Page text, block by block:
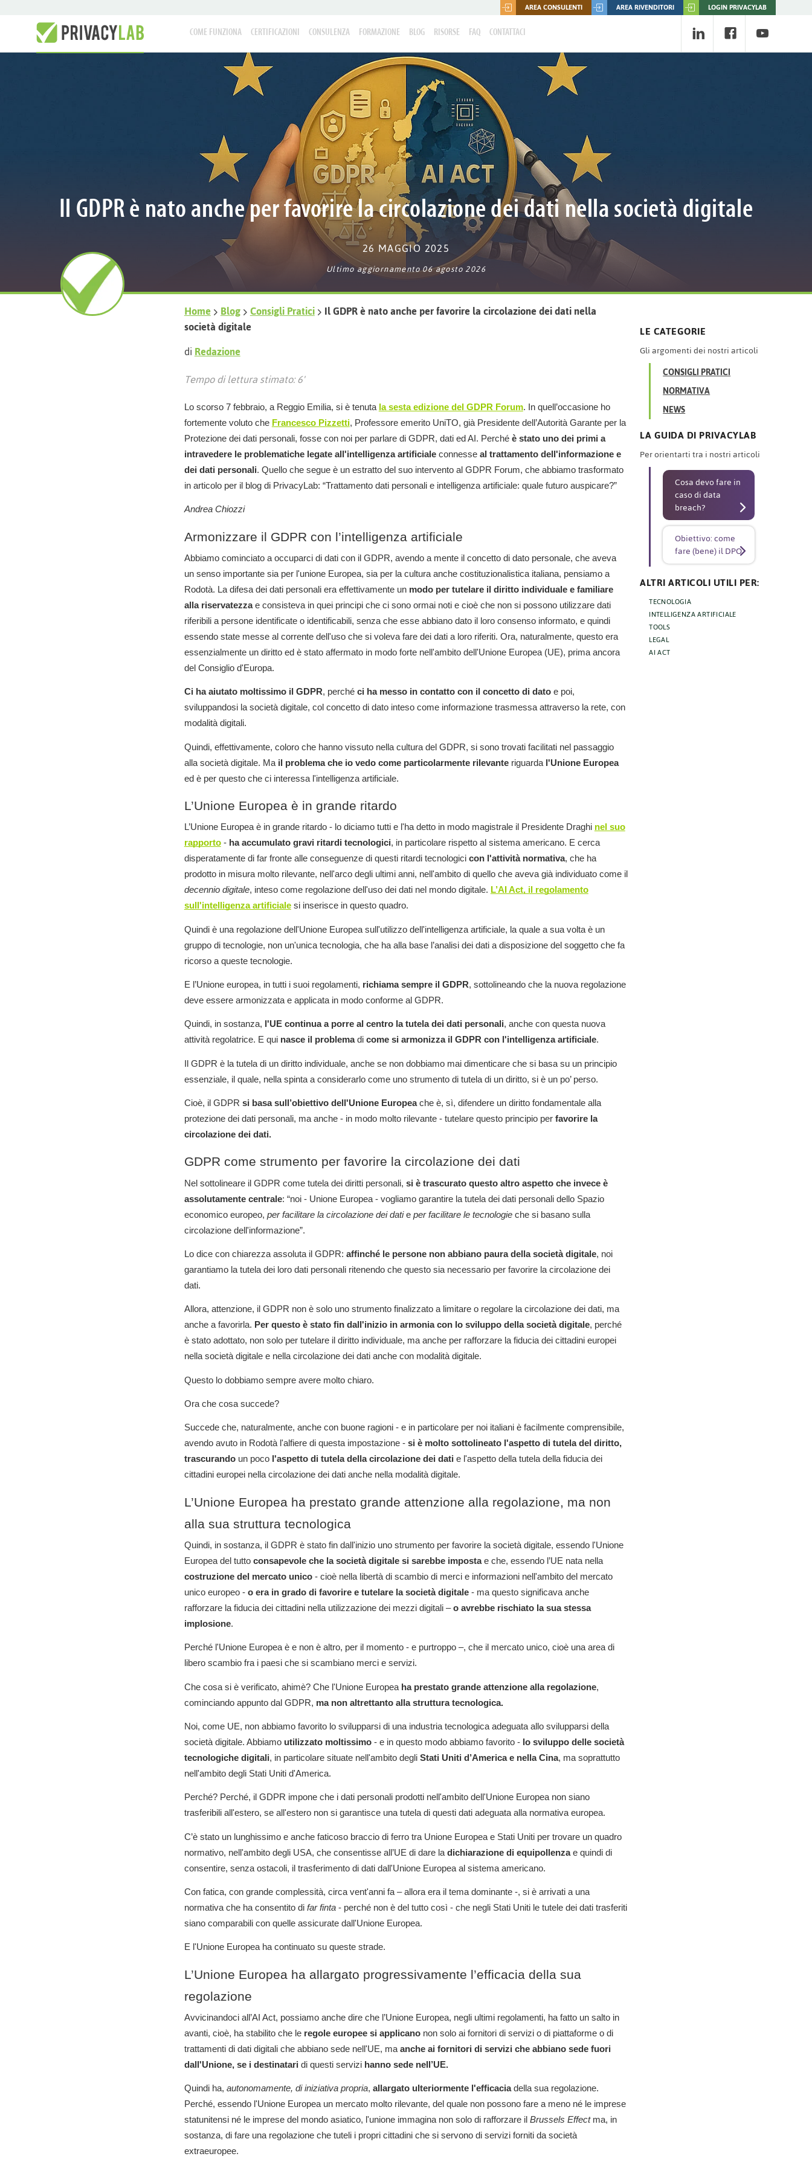
AREA CONSULENTI AREA RIVENDITORI LOGIN PRIVACYLAB
COME FUNZIONA CERTIFICAZIONI CONSULENZA FORMAZIONE BLOG RISORSE FAQ CONTATTACI
Il GDPR è nato anche per favorire la circolazione dei dati nella società digitale
26 MAGGIO 2025
Ultimo aggiornamento 06 agosto 2026
Home Blog Consigli Pratici Il GDPR è nato anche per favorire la circolazione dei dati nella
società digitale
diRedazione
Tempo di lettura stimato: 6'
Lo scorso 7 febbraio, a Reggio Emilia, si è tenuta la sesta edizione del GDPR Forum. In quell’occasione ho
fortemente voluto che Francesco Pizzetti, Professore emerito UniTO, già Presidente dell’Autorità Garante per la
Protezione dei dati personali, fosse con noi per parlare di GDPR, dati ed AI. Perché è stato uno dei primi a
intravedere le problematiche legate all'intelligenza artificialeconnesse al trattamento dell'informazione e
dei dati personali. Quello che segue è un estratto del suo intervento al GDPR Forum, che abbiamo trasformato
in articolo per il blog di PrivacyLab: “Trattamento dati personali e intelligenza artificiale: quale futuro auspicare?”
Andrea Chiozzi
Armonizzare il GDPR con l’intelligenza artificiale
Abbiamo cominciato a occuparci di dati con il GDPR, avendo a mente il concetto di dato personale, che aveva
un senso importante sia per l'unione Europea, sia per la cultura anche costituzionalistica italiana, pensiamo a
Rodotà. La difesa dei dati personali era effettivamente un modo per tutelare il diritto individuale e familiare
alla riservatezzae consisteva in quei principi che ci sono ormai noti e cioè che non si possono utilizzare dati
riferibili a persone identificate o identificabili, senza che esse abbiano dato il loro consenso informato, e quindi
essendo state messe al corrente dell'uso che si voleva fare dei dati a loro riferiti. Ora, naturalmente, questo era
essenzialmente un diritto ed è stato affermato in modo forte nell'ambito dell'Unione Europea (UE), prima ancora
del Consiglio d'Europa.
Ci ha aiutato moltissimo il GDPR, perché ci ha messo in contatto con il concetto di datoe poi,
sviluppandosi la società digitale, col concetto di dato inteso come informazione trasmessa attraverso la rete, con
modalità digitali.
Quindi, effettivamente, coloro che hanno vissuto nella cultura del GDPR, si sono trovati facilitati nel passaggio
alla società digitale. Ma il problema che io vedo come particolarmente rilevanteriguarda l'Unione Europea
ed è per questo che ci interessa l'intelligenza artificiale.
L’Unione Europea è in grande ritardo
L’Unione Europea è in grande ritardo - lo diciamo tutti e l'ha detto in modo magistrale il Presidente Draghi nel suo
rapporto- ha accumulato gravi ritardi tecnologici, in particolare rispetto al sistema americano. E cerca
disperatamente di far fronte alle conseguenze di questi ritardi tecnologici con l'attività normativa, che ha
prodotto in misura molto rilevante, nell'arco degli ultimi anni, nell'ambito di quello che aveva già individuato come il
decennio digitale, inteso come regolazione dell'uso dei dati nel mondo digitale. L’AI Act, il regolamento
sull'intelligenza artificialesi inserisce in questo quadro.
Quindi è una regolazione dell'Unione Europea sull'utilizzo dell'intelligenza artificiale, la quale a sua volta è un
gruppo di tecnologie, non un'unica tecnologia, che ha alla base l’analisi dei dati a disposizione del soggetto che fa
ricorso a queste tecnologie.
E l’Unione europea, in tutti i suoi regolamenti, richiama sempre il GDPR, sottolineando che la nuova regolazione
deve essere armonizzata e applicata in modo conforme al GDPR.
Quindi, in sostanza, l'UE continua a porre al centro la tutela dei dati personali, anche con questa nuova
attività regolatrice. E qui nasce il problemadi come si armonizza il GDPR con l'intelligenza artificiale.
Il GDPR è la tutela di un diritto individuale, anche se non dobbiamo mai dimenticare che si basa su un principio
essenziale, il quale, nella spinta a considerarlo come uno strumento di tutela di un diritto, si è un po’ perso.
Cioè, il GDPR si basa sull’obiettivo dell'Unione Europeache è, sì, difendere un diritto fondamentale alla
protezione dei dati personali, ma anche - in modo molto rilevante - tutelare questo principio per favorire la
circolazione dei dati.
GDPR come strumento per favorire la circolazione dei dati
Nel sottolineare il GDPR come tutela dei diritti personali, si è trascurato questo altro aspetto che invece è
assolutamente centrale: “noi - Unione Europea - vogliamo garantire la tutela dei dati personali dello Spazio
economico europeo, per facilitare la circolazione dei datie per facilitare le tecnologieche si basano sulla
circolazione dell'informazione”.
Lo dice con chiarezza assoluta il GDPR: affinché le persone non abbiano paura della società digitale, noi
garantiamo la tutela dei loro dati personali ritenendo che questo sia necessario per favorire la circolazione dei
dati.
Allora, attenzione, il GDPR non è solo uno strumento finalizzato a limitare o regolare la circolazione dei dati, ma
anche a favorirla. Per questo è stato fin dall'inizio in armonia con lo sviluppo della società digitale, perché
è stato adottato, non solo per tutelare il diritto individuale, ma anche per rafforzare la fiducia dei cittadini europei
nella società digitale e nella circolazione dei dati anche con modalità digitale.
Questo lo dobbiamo sempre avere molto chiaro.
Ora che cosa succede?
Succede che, naturalmente, anche con buone ragioni - e in particolare per noi italiani è facilmente comprensibile,
avendo avuto in Rodotà l'alfiere di questa impostazione - si è molto sottolineato l'aspetto di tutela del diritto,
trascurandoun poco l'aspetto di tutela della circolazione dei dati e l'aspetto della tutela della fiducia dei
cittadini europei nella circolazione dei dati anche nella modalità digitale.
L’Unione Europea ha prestato grande attenzione alla regolazione, ma non
alla sua struttura tecnologica
Quindi, in sostanza, il GDPR è stato fin dall'inizio uno strumento per favorire la società digitale, essendo l'Unione
Europea del tutto consapevole che la società digitale si sarebbe impostae che, essendo l’UE nata nella
costruzione del mercato unico- cioè nella libertà di scambio di merci e informazioni nell'ambito del mercato
unico europeo - o era in grado di favorire e tutelare la società digitale- ma questo significava anche
rafforzare la fiducia dei cittadini nella utilizzazione dei mezzi digitali –o avrebbe rischiato la sua stessa
implosione.
Perché l'Unione Europea è e non è altro, per il momento - e purtroppo –, che il mercato unico, cioè una area di
libero scambio fra i paesi che si scambiano merci e servizi.
Che cosa si è verificato, ahimè? Che l'Unione Europea ha prestato grande attenzione alla regolazione,
cominciando appunto dal GDPR, ma non altrettanto alla struttura tecnologica.
Noi, come UE, non abbiamo favorito lo svilupparsi di una industria tecnologica adeguata allo svilupparsi della
società digitale. Abbiamo utilizzato moltissimo- e in questo modo abbiamo favorito - lo sviluppo delle società
tecnologiche digitali, in particolare situate nell'ambito degli Stati Uniti d’America e nella Cina, ma soprattutto
nell'ambito degli Stati Uniti d'America.
Perché? Perché, il GDPR impone che i dati personali prodotti nell'ambito dell'Unione Europea non siano
trasferibili all'estero, se all'estero non si garantisce una tutela di questi dati adeguata alla normativa europea.
C’è stato un lunghissimo e anche faticoso braccio di ferro tra Unione Europea e Stati Uniti per trovare un quadro
normativo, nell'ambito degli USA, che consentisse all’UE di dare la dichiarazione di equipollenzae quindi di
consentire, senza ostacoli, il trasferimento di dati dall'Unione Europea al sistema americano.
Con fatica, con grande complessità, circa vent'anni fa – allora era il tema dominante -, si è arrivati a una
normativa che ha consentito di far finta- perché non è del tutto così - che negli Stati Uniti le tutele dei dati trasferiti
siano comparabili con quelle assicurate dall'Unione Europea.
E l'Unione Europea ha continuato su queste strade.
L’Unione Europea ha allargato progressivamente l’efficacia della sua
regolazione
Avvicinandoci all’AI Act, possiamo anche dire che l’Unione Europea, negli ultimi regolamenti, ha fatto un salto in
avanti, cioè, ha stabilito che le regole europee si applicanonon solo ai fornitori di servizi o di piattaforme o di
trattamenti di dati digitali che abbiano sede nell'UE, ma anche ai fornitori di servizi che abbiano sede fuori
dall'Unione, se i destinatari di questi servizihanno sede nell’UE.
Quindi ha, autonomamente, di iniziativa propria, allargato ulteriormente l'efficaciadella sua regolazione.
Perché, essendo l'Unione Europea un mercato molto rilevante, del quale non possono fare a meno né le imprese
statunitensi né le imprese del mondo asiatico, l'unione immagina non solo di rafforzare il Brussels Effectma, in
sostanza, di fare una regolazione che tuteli i propri cittadini che si servono di servizi forniti da società
extraeuropee.
LE CATEGORIE
Gli argomenti dei nostri articoli
CONSIGLI PRATICI
NORMATIVA
NEWS
LA GUIDA DI PRIVACYLAB
Per orientarti tra i nostri articoli
Cosa devo fare in
caso di data
breach?
Obiettivo: come
fare (bene) il DPO
ALTRI ARTICOLI UTILI PER:
TECNOLOGIA
INTELLIGENZA ARTIFICIALE
TOOLS
LEGAL
AI ACT